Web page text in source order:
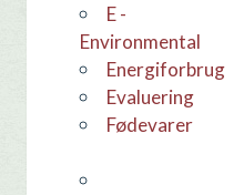
E -
Environmental
Energiforbrug
evaluering
Fødevarer